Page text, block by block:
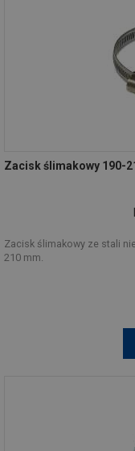
Zacisk ślimakowy 190-
Zacisk ślimakowy ze stali
210 mm.